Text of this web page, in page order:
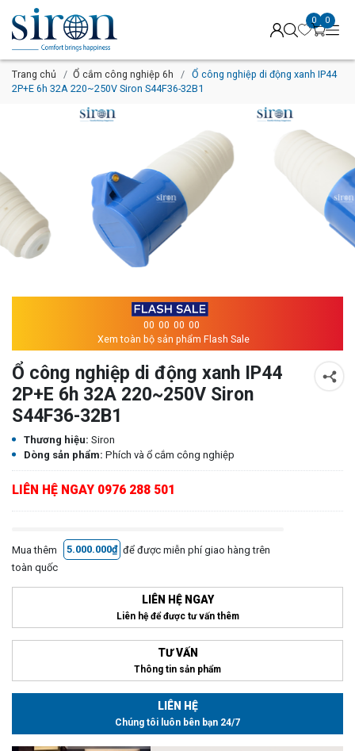
0 0
Trang chủ Ổ cắm công nghiệp 6h
Ổ công nghiệp di động xanh IP44
2P+E 6h 32A 220~250V Siron S44F36-32B1
00 00 00 00
Xem toàn bộ sản phẩm Flash Sale
Ổ công nghiệp di động xanh IP44
2P+E 6h 32A 220~250V Siron
S44F36-32B1
Thương hiệu: Siron
Dòng sản phẩm: Phích và ổ cắm công nghiệp
LIÊN HỆ NGAY 0976 288 501
Mua thêm 5.000.000₫ để được miễn phí giao hàng trên
toàn quốc
LIÊN HỆ NGAY
Liên hệ để được tư vấn thêm
TƯ VẤN
Thông tin sản phẩm
LIÊN HỆ
Chúng tôi luôn bên bạn 24/7